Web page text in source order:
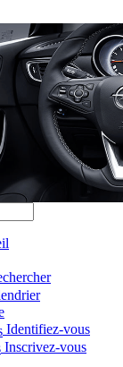
Identifiez-vous
Inscrivez-vous